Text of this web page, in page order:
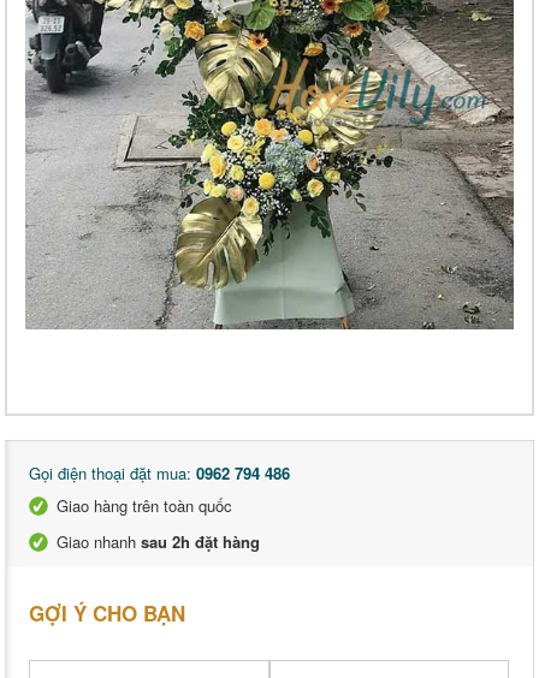
Gọi điện thoại đặt mua: 0962 794 486
Giao hàng trên toàn quốc
Giao nhanh sau 2h đặt hàng
GỢI Ý CHO BẠN